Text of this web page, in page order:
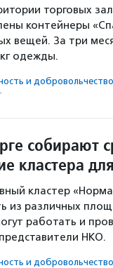
торговых
контейнеры
вещей. За три
одежды.
и доброволь­чест­во
собирают
кластера
кластер
из различных
работать и
НКО.
и доброволь­чест­во